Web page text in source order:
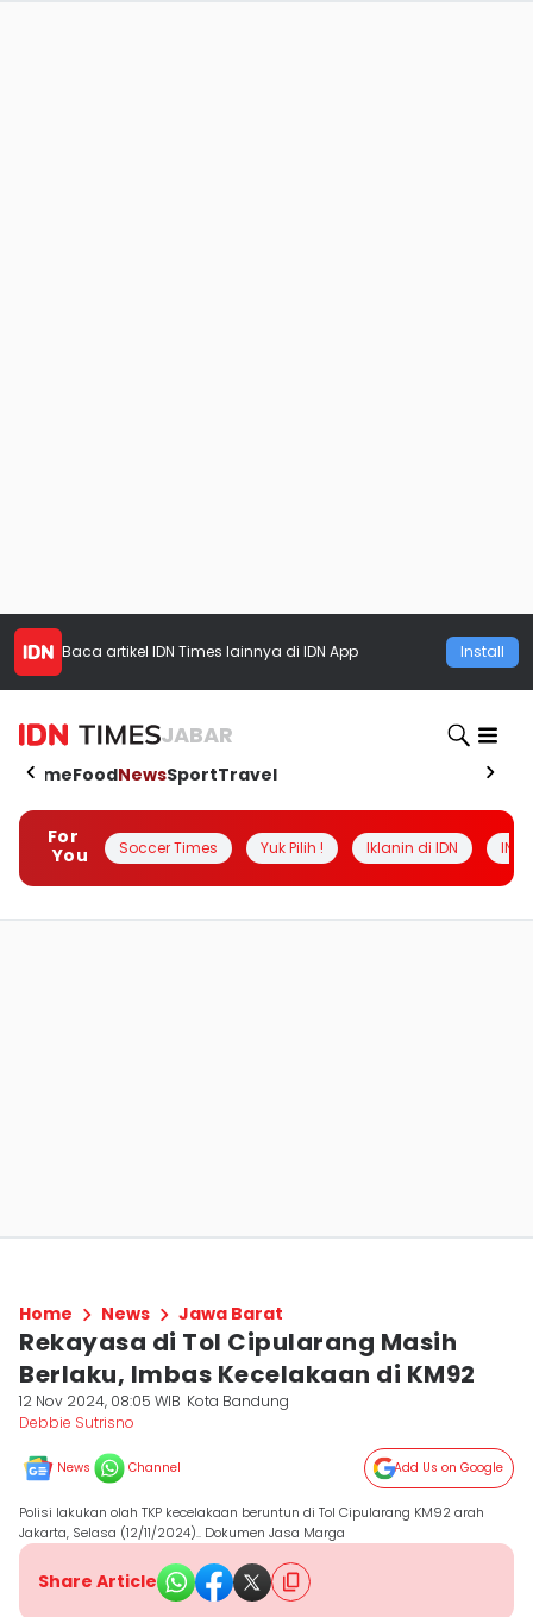
Baca artikel IDN Times lainnya di IDN App Install
JABAR
HomeFoodNewsSportTravel
For
You
Soccer Times Yuk Pilih ! Iklanin di IDN
Home News Jawa Barat
Rekayasa di Tol Cipularang Masih
Berlaku, Imbas Kecelakaan di KM92
12 Nov 2024, 08:05 WIB Kota Bandung
Debbie Sutrisno
News Channel Add Us on Google
Polisi lakukan olah TKP kecelakaan beruntun di Tol Cipularang KM92 arah
Jakarta, Selasa (12/11/2024).. Dokumen Jasa Marga
Share Article